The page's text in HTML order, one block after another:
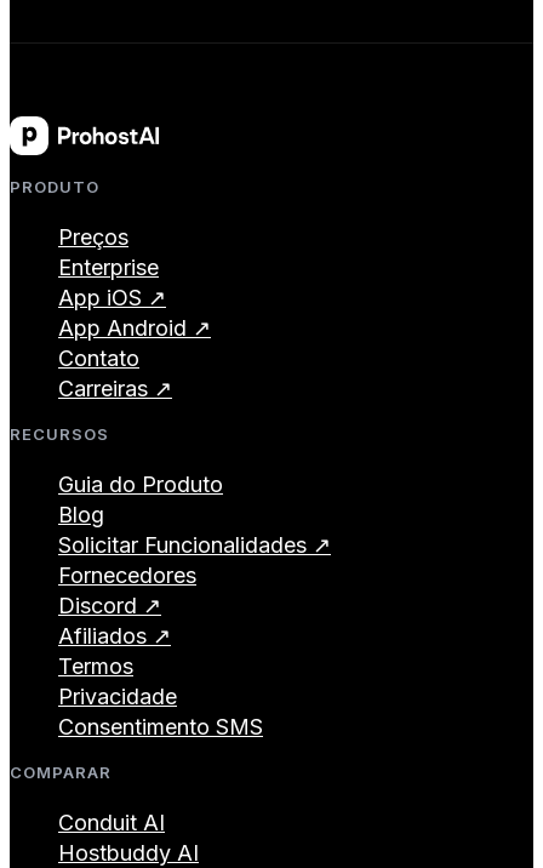
PRODUTO
Preços
Enterprise
App iOS ↗
App Android ↗
Contato
Carreiras ↗
RECURSOS
Guia do Produto
Blog
Solicitar Funcionalidades ↗
Fornecedores
Discord ↗
Afiliados ↗
Termos
Privacidade
Consentimento SMS
COMPARAR
Conduit AI
Hostbuddy AI